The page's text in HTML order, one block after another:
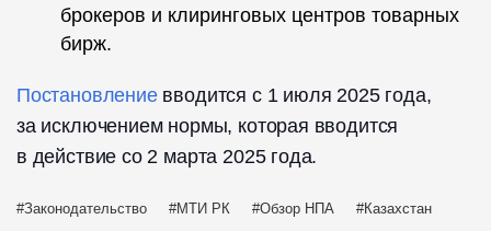
брокеров и клиринговых центров товарных
бирж.
Постановлениевводится с 1 июля 2025 года,
за исключением нормы, которая вводится
в действие со 2 марта 2025 года.
Законодательство МТИ РК Обзор НПА Казахстан